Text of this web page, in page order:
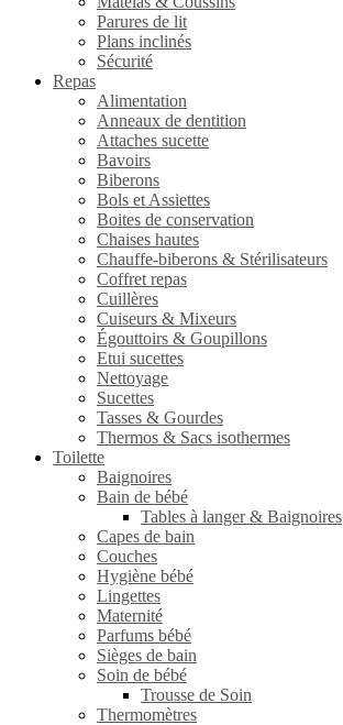
Parures de lit
Plans inclinés
Sécurité
Repas
Alimentation
Anneaux de dentition
Attaches sucette
Bavoirs
Biberons
Bols et Assiettes
Boites de conservation
Chaises hautes
Chauffe-biberons & Stérilisateurs
Coffret repas
Cuillères
Cuiseurs & Mixeurs
Égouttoirs & Goupillons
Etui sucettes
Nettoyage
Sucettes
Tasses & Gourdes
Thermos & Sacs isothermes
Toilette
Baignoires
Bain de bébé
Tables à langer & Baignoires
Capes de bain
Couches
Hygiène bébé
Lingettes
Maternité
Parfums bébé
Sièges de bain
Soin de bébé
Trousse de Soin
Thermomètres